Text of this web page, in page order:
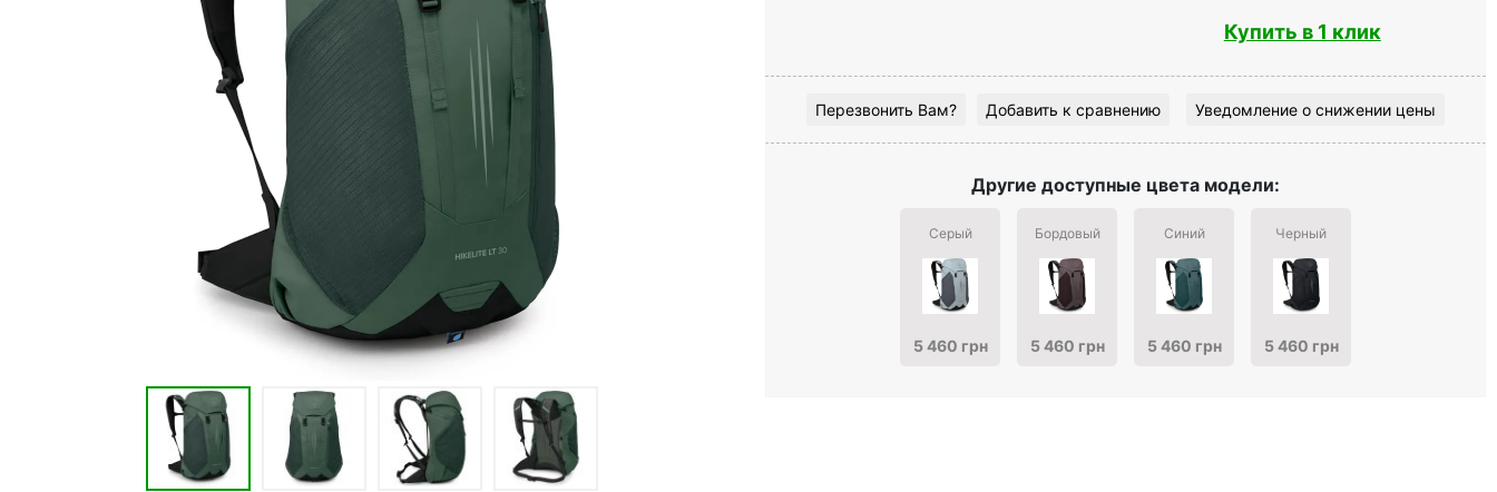
Купить в 1 клик
Перезвонить Вам? Добавить к сравнению Уведомление о снижении цены
Другие доступные цвета модели:
Серый
5 460 грн
Бордовый
5 460 грн
Синий
5 460 грн
Черный
5 460 грн